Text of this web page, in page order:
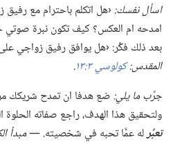
اسأل نفسك:‏‹هل اتكلم باحترام مع رفيق
امدحه ام العكس؟‏ كيف تكون نبرة
بعد ذلك فكِّر:‏ ‹هل يوافق رفيق زواجي
المقدس:‏كولوسي ٣:‏١٣
‏.‏
جرِّب ما يلي:‏ ضع هدفا ان تمدح شريكك
ولتحقيق هذا الهدف،‏ راجع صفاته الحلوة
تعبِّرله عمَّا تحبه في شخصيته.‏ —‏مبدأ